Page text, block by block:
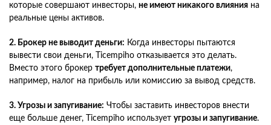
которые совершают инвесторы, не имеют никакого влияния на
реальные цены активов.
2. Брокер не выводит деньги: Когда инвесторы пытаются
вывести свои деньги, Ticempiho отказывается это делать.
Вместо этого брокер требует дополнительные платежи,
например, налог на прибыль или комиссию за вывод средств.
3. Угрозы и запугивание: Чтобы заставить инвесторов внести
еще больше денег, Ticempiho использует угрозы и запугивание.